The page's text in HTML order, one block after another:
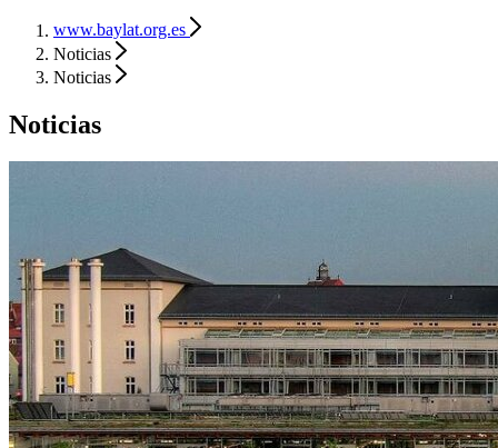
www.baylat.org.es
Noticias
Noticias
Noticias